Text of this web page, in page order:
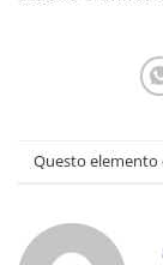
Questo